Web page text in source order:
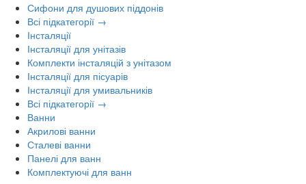
Сифони для душових піддонів
Всі підкатегорії →
Інсталяції
Інсталяції для унітазів
Комплекти інсталяцій з унітазом
Інсталяції для пісуарів
Інсталяції для умивальників
Всі підкатегорії →
Ванни
Акрилові ванни
Сталеві ванни
Панелі для ванн
Комплектуючі для ванн